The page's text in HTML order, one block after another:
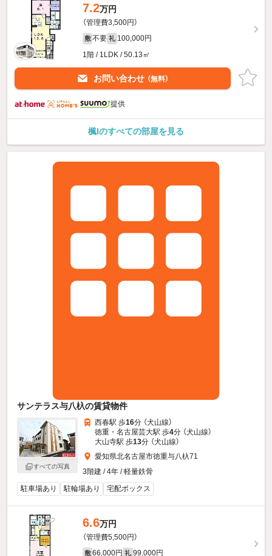
7.2万円
（管理費3,500円）
敷 不要 礼 100,000円
1階 / 1LDK / 50.13㎡
お問い合わせ （無料）
提供
楓Iのすべての部屋を見る
サンテラス与八杁の賃貸物件
すべての写真
西春駅 歩16分 （犬山線）
徳重・名古屋芸大駅 歩4分 （犬山線）
大山寺駅 歩13分 （犬山線）
愛知県北名古屋市徳重与八杁71
3階建 / 4年 / 軽量鉄骨
駐車場あり
駐輪場あり 宅配ボックス
6.6万円
（管理費5,500円）
敷 66,000円 礼 99,000円